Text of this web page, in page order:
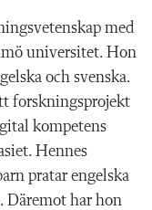
med
universitet. Hon
och svenska.
forskningsprojekt
kompetens
Hennes
pratar engelska
Däremot har hon